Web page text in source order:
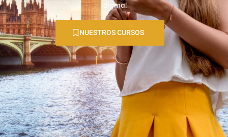
idioma!
NUESTROS CURSOS